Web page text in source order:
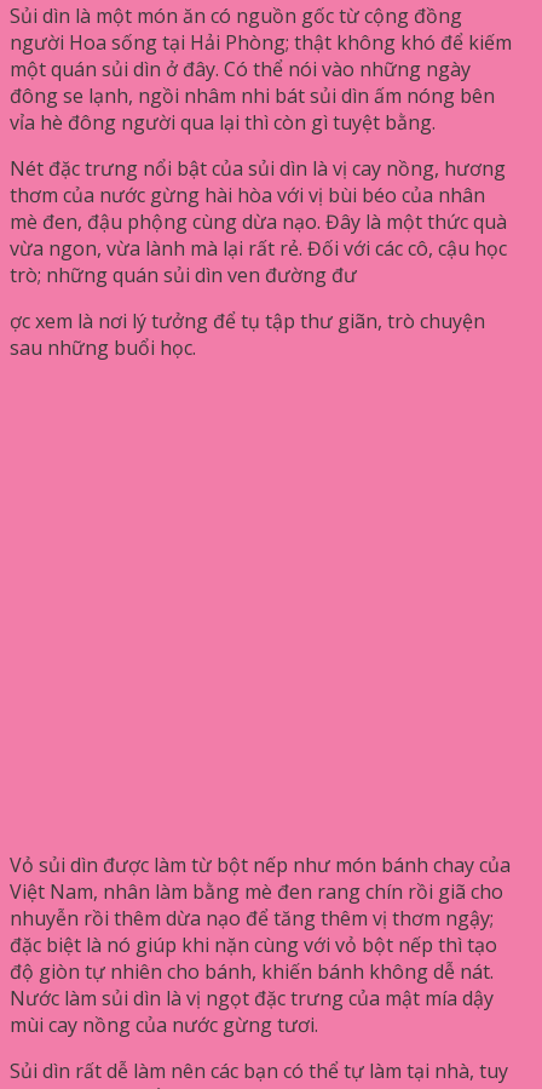
Sủi dìn là một món ăn có nguồn gốc từ cộng đồng
người Hoa sống tại Hải Phòng; thật không khó để kiếm
một quán sủi dìn ở đây. Có thể nói vào những ngày
đông se lạnh, ngồi nhâm nhi bát sủi dìn ấm nóng bên
vỉa hè đông người qua lại thì còn gì tuyệt bằng.
Nét đặc trưng nổi bật của sủi dìn là vị cay nồng, hương
thơm của nước gừng hài hòa với vị bùi béo của nhân
mè đen, đậu phộng cùng dừa nạo. Đây là một thức quà
vừa ngon, vừa lành mà lại rất rẻ. Đối với các cô, cậu học
trò; những quán sủi dìn ven đường đư
ợc xem là nơi lý tưởng để tụ tập thư giãn, trò chuyện
sau những buổi học.
Vỏ sủi dìn được làm từ bột nếp như món bánh chay của
Việt Nam, nhân làm bằng mè đen rang chín rồi giã cho
nhuyễn rồi thêm dừa nạo để tăng thêm vị thơm ngậy;
đặc biệt là nó giúp khi nặn cùng với vỏ bột nếp thì tạo
độ giòn tự nhiên cho bánh, khiến bánh không dễ nát.
Nước làm sủi dìn là vị ngọt đặc trưng của mật mía dậy
mùi cay nồng của nước gừng tươi.
Sủi dìn rất dễ làm nên các bạn có thể tự làm tại nhà, tuy